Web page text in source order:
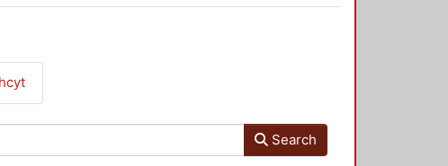
Search